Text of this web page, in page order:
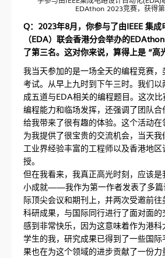
EDAthon 2023竞赛，获得第
Q：2023年8月，你参与了由IEEE 集
（EDA）联会香港分会举办的
了第三名。这对你来说，算得上是 “高
我当天参加的是一场全天的编程竞赛
考试。从早上九时到下午三时。我们
成五道与EDA相关的编程题目。这次
编程能力和临场发挥，还强调了团队合
给我带来了很有趣的体验。这个活动
为我提供了很宝贵的交流机会，当天我
工业界经验丰富的工程师以及香港地
授。
但在我看来，我真正高光时刻，应该
小成就——我作为第一作者发表了多篇
际顶尖会议和期刊上，并两次受邀前
科研成果，与国际同行进行了面对面
感到非常快乐，因为这意味着作为港
学生的我，研究成果已得到了一些国
果也在为这个领域的进步贡献了一份力